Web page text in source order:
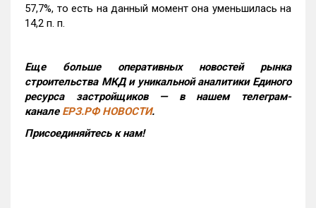
57,7%, то есть на данный момент она уменьшилась на
14,2 п. п.
Еще больше оперативных новостей рынка
строительства МКД и уникальной аналитики Единого
ресурса застройщиков — в нашем телеграм-
канале ЕРЗ.РФ НОВОСТИ.
Присоединяйтесь к нам!